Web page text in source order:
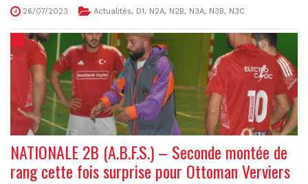
26/07/2023 Actualités, D1, N2A, N2B, N3A, N3B, N3C
NATIONALE 2B (A.B.F.S.) – Seconde montée de
rang cette fois surprise pour Ottoman Verviers